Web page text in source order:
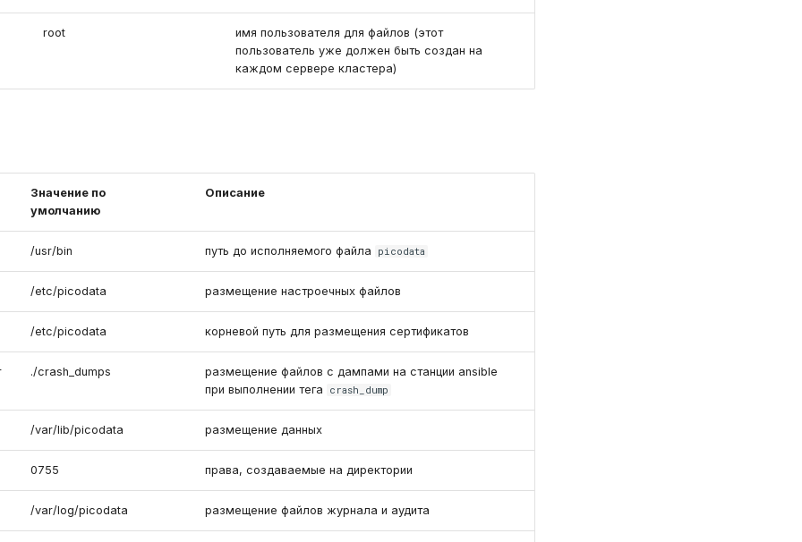
root
имя пользователя для файлов (этот
пользователь уже должен быть создан на
каждом сервере кластера)
Значение по
умолчанию
Описание
/usr/bin путь до исполняемого файла picodata
/etc/picodata размещение настроечных файлов
/etc/picodata корневой путь для размещения сертификатов
./crash_dumps
размещение файлов с дампами на станции ansible
при выполнении тега
crash_dump
/var/lib/picodata размещение данных
0755 права, создаваемые на директории
/var/log/picodata размещение файлов журнала и аудита